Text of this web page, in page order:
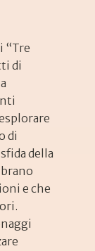
“Tre
di
di
della
e che